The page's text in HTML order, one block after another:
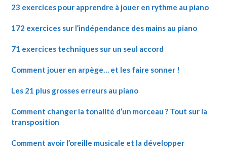
23 exercices pour apprendre à jouer en rythme au piano
172 exercices sur l’indépendance des mains au piano
71 exercices techniques sur un seul accord
Comment jouer en arpège… et les faire sonner !
Les 21 plus grosses erreurs au piano
Comment changer la tonalité d’un morceau ? Tout sur la
transposition
Comment avoir l’oreille musicale et la développer